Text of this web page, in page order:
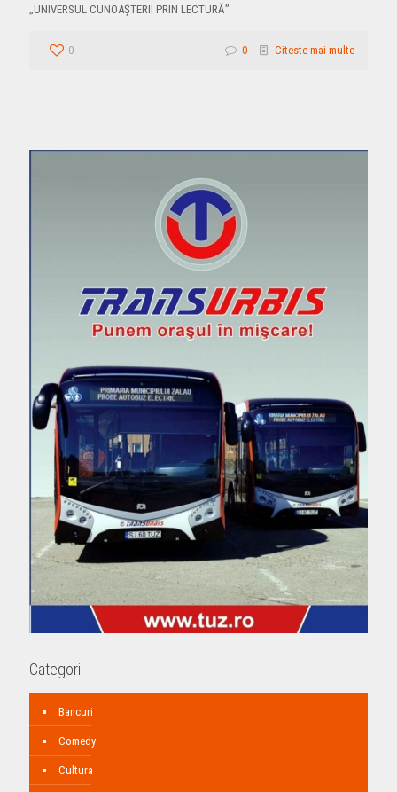
„UNIVERSUL CUNOAȘTERII PRIN LECTURĂ”
0 0 Citeste mai multe
Categorii
Bancuri
Comedy
Cultura